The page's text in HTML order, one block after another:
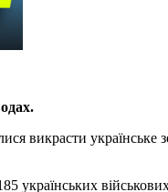
викрасти українське
українських